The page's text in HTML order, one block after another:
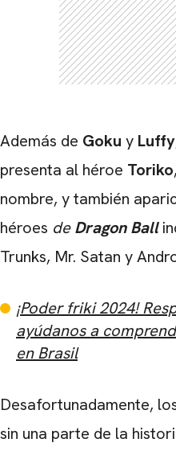
Además de Goku y Luffy
presenta al héroe Toriko
nombre, y también
héroes deDragon Ball
Trunks, Mr. Satan y
¡Poder friki 2024!
ayúdanos a
en Brasil
Desafortunadamente,
sin una parte de la